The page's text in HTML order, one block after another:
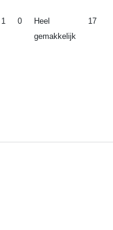
1 0
Heel
gemakkelijk
17